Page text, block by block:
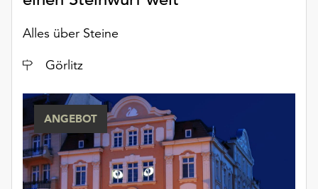
Alles über Steine
Ort
Görlitz
ANGEBOT